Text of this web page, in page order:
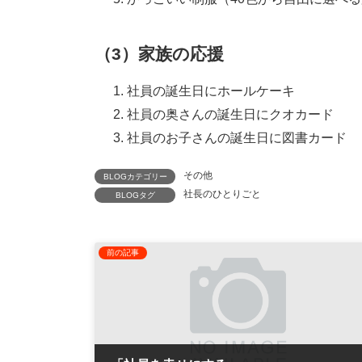
（3）家族の応援
社員の誕生日にホールケーキ
社員の奥さんの誕生日にクオカード
社員のお子さんの誕生日に図書カード
BLOGカテゴリー その他
BLOGタグ 社長のひとりごと
前の記事